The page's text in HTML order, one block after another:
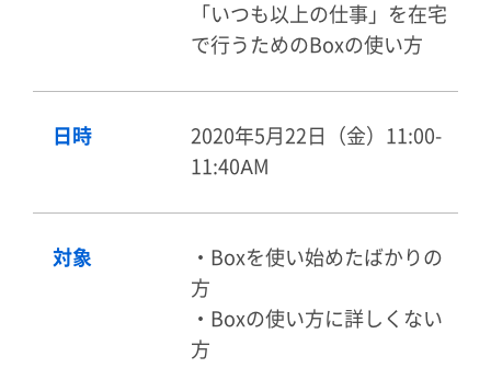
「いつも以上の仕事」を在宅
で行うためのBoxの使い方
日時
2020年5月22日（金）11:00-
11:40AM
対象
・Boxを使い始めたばかりの
方
・Boxの使い方に詳しくない
方